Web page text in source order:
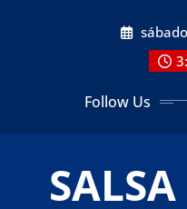
Follow Us